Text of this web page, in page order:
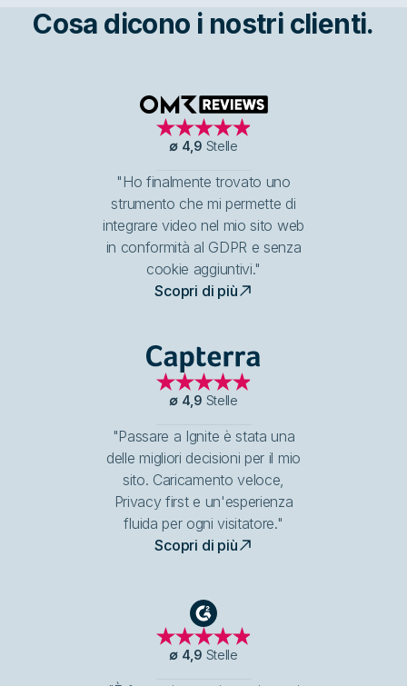
Cosa dicono i nostri clienti.
OMR Reviews
∅ 4,9 Stelle
"Ho finalmente trovato uno
strumento che mi permette di
integrare video nel mio sito web
in conformità al GDPR e senza
cookie aggiuntivi."
Scopri di più
Capterra
∅ 4,9 Stelle
"Passare a Ignite è stata una
delle migliori decisioni per il mio
sito. Caricamento veloce,
Privacy first e un'esperienza
fluida per ogni visitatore."
Scopri di più
G2
∅ 4,9 Stelle